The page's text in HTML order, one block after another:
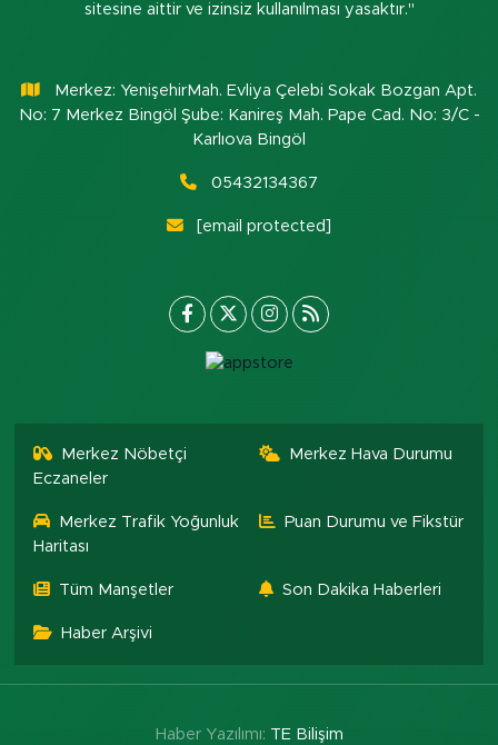
sitesine aittir ve izinsiz kullanılması yasaktır."
Merkez: YenişehirMah. Evliya Çelebi Sokak Bozgan Apt.
No: 7 Merkez Bingöl Şube: Kanireş Mah. Pape Cad. No: 3/C -
Karlıova Bingöl
05432134367
[email protected]
Merkez Nöbetçi
Eczaneler
Merkez Hava Durumu
Merkez Trafik Yoğunluk
Haritası
Puan Durumu ve Fikstür
Tüm Manşetler Son Dakika Haberleri
Haber Arşivi
Haber Yazılımı: TE Bilişim